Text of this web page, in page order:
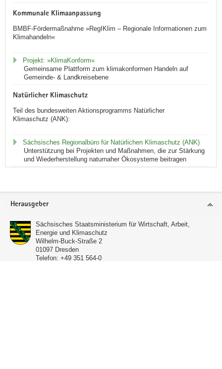
Kommunale Klimaanpassung
BMBF-Fördermaßnahme »RegIKlim – Regionale Informationen zum
Klimahandeln«
Projekt: »KlimaKonform«
Gemeinsame Plattform zum klimakonformen Handeln auf
Gemeinde- & Landkreisebene
Natürlicher Klimaschutz
Teil des bundesweiten Aktionsprogramms Natürlicher
Klimaschutz (ANK):
Sächsisches Regionalbüro für Natürlichen Klimaschutz (ANK)
Unterstützung bei Projekten und Maßnahmen, die zur Stärkung
und Wiederherstellung naturnaher Ökosysteme beitragen
Footer-
Herausgeber
Sächsisches Staatsministerium für Wirtschaft, Arbeit,
Energie und Klimaschutz
Wilhelm-Buck-Straße 2
01097 Dresden
Telefon: +49 351 564-0